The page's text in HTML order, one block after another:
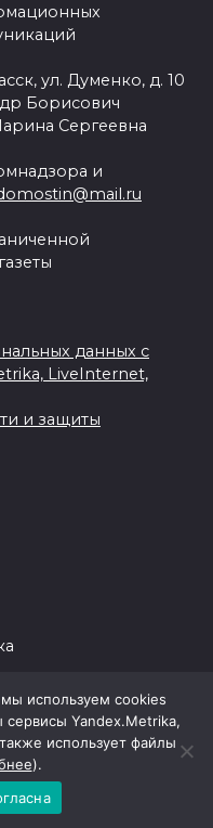
ул. Думенко, д. 10
Борисович
Сергеевна
и
данных с
LiveInternet,
и защиты
используем cookies
Yandex.Metrika,
использует файлы
).